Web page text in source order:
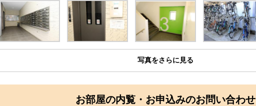
写真をさらに見る
お部屋の内覧・お申込みのお問い合わせ